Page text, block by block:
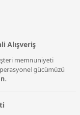
Alışveriş
memnuniyeti
gücümüzü
.